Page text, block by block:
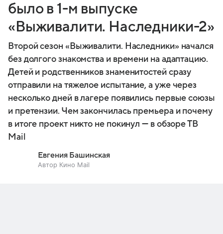
было в 1-м выпуске
«Выживалити. Наследники-2»
Второй сезон «Выживалити. Наследники» начался
без долгого знакомства и времени на адаптацию.
Детей и родственников знаменитостей сразу
отправили на тяжелое испытание, а уже через
несколько дней в лагере появились первые союзы
и претензии. Чем закончилась премьера и почему
в итоге проект никто не покинул — в обзоре ТВ
Mail
Евгения Башинская
Автор Кино Mail